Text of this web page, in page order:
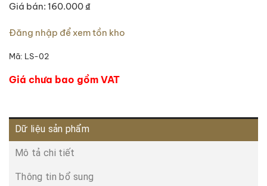
Giá bán: 160.000 ₫
Đăng nhập để xem tồn kho
Mã: LS-02
Giá chưa bao gồm VAT
Dữ liệu sản phẩm
Mô tả chi tiết
Thông tin bổ sung